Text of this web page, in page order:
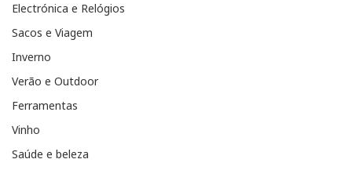
Electrónica e Relógios
Sacos e Viagem
Inverno
Verão e Outdoor
Ferramentas
Vinho
Saúde e beleza